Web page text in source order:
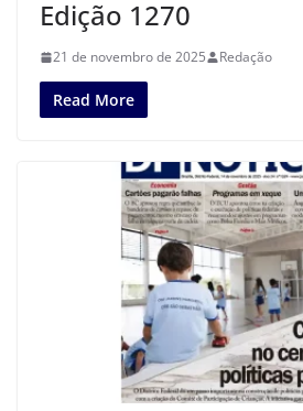
Edição 1270
21 de novembro de 2025 Redação
Read More